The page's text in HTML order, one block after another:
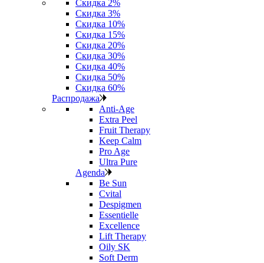
Скидка 2%
Скидка 3%
Скидка 10%
Скидка 15%
Скидка 20%
Скидка 30%
Скидка 40%
Скидка 50%
Скидка 60%
Распродажа
Anti‑Age
Extra Peel
Fruit Therapy
Keep Calm
Pro Age
Ultra Pure
Agenda
Be Sun
Cvital
Despigmen
Essentielle
Excellence
Lift Therapy
Oily SK
Soft Derm